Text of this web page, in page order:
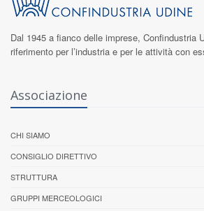
Dal 1945 a fianco delle imprese, Confindustria
riferimento per l’industria e per le attività con
Associazione
CHI SIAMO
CONSIGLIO DIRETTIVO
STRUTTURA
GRUPPI MERCEOLOGICI